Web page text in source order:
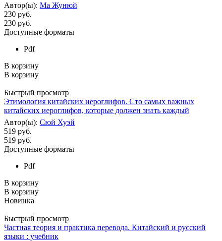
Автор(ы): Ма Жунюй
230 руб.
230 руб.
Доступные форматы
Pdf
В корзину
В корзину
Быстрый просмотр
Этимология китайских иероглифов. Сто самых важных
китайских иероглифов, которые должен знать каждый
Автор(ы): Сюй Хуэй
519 руб.
519 руб.
Доступные форматы
Pdf
В корзину
В корзину
Новинка
Быстрый просмотр
Частная теория и практика перевода. Китайский и русский
языки : учебник